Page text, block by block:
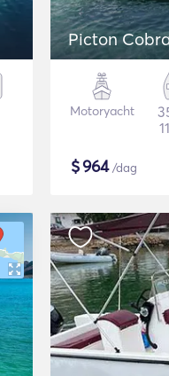
Picton
Motoryacht
$964/dag